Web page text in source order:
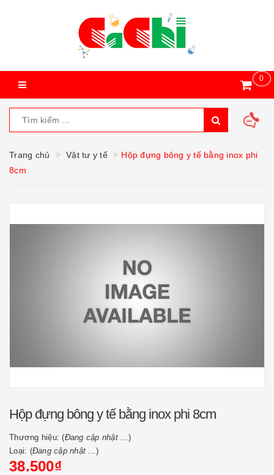
0
Trang chủ Vật tư y tế
Hộp đựng bông y tế bằng inox phi
8cm
Hộp đựng bông y tế bằng inox phi 8cm
Thương hiệu: (Đang cập nhật ...)
Loại: (Đang cập nhật ...)
38.500₫